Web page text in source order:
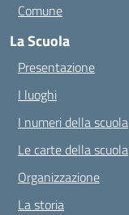
Comune
La Scuola
Presentazione
I luoghi
I numeri della scuola
Le carte della scuola
Organizzazione
La storia